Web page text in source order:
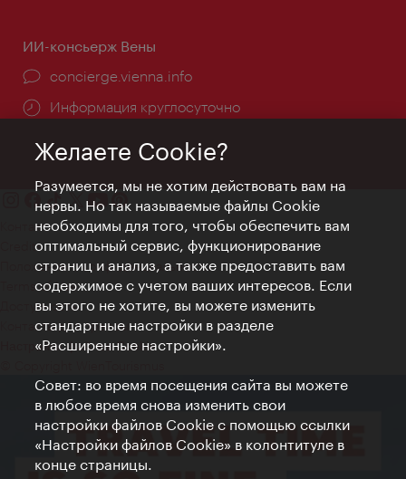
ИИ-консьерж Вены
concierge.vienna.info
Информация круглосуточно
Контакт
Credits
Положение о конфиденциальности
Terms of Use
Доступность
Контакты для прессы
Настройки файлов Cookie
Желаете Cookie?
Разумеется, мы не хотим действовать вам на
нервы. Но так называемые файлы Cookie
необходимы для того, чтобы обеспечить вам
оптимальный сервис, функционирование
страниц и анализ, а также предоставить вам
содержимое с учетом ваших интересов. Если
вы этого не хотите, вы можете изменить
стандартные настройки в разделе
«Расширенные настройки».
Совет: во время посещения сайта вы можете
в любое время снова изменить свои
настройки файлов Cookie с помощью ссылки
«Настройки файлов Cookie» в колонтитуле в
конце страницы.